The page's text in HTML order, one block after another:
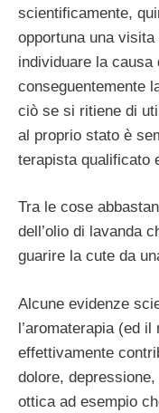
scientificamente,
opportuna una
individuare la
conseguentemente
ciò se si ritiene di
al proprio stato è
terapista qualificato
Tra le cose
dell’olio di lavanda
guarire la cute da
Alcune evidenze
l’aromaterapia (ed
effettivamente
dolore,
ottica ad esempio